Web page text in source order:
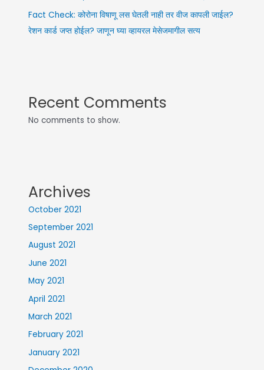
Fact Check: कोरोना विषाणू लस घेतली नाही तर वीज कापली जाईल?
रेशन कार्ड जप्त होईल? जाणून घ्या व्हायरल मेसेजमागील सत्य
Recent Comments
No comments to show.
Archives
October 2021
September 2021
August 2021
June 2021
May 2021
April 2021
March 2021
February 2021
January 2021